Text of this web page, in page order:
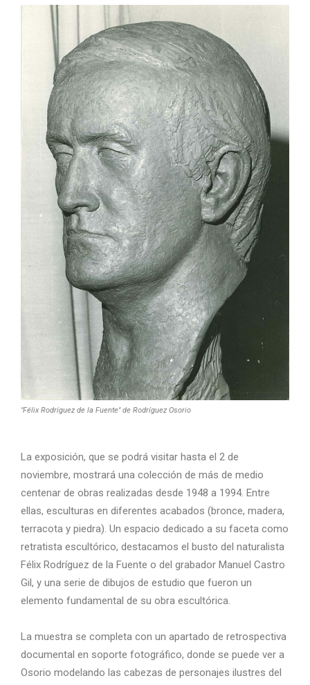
"Félix Rodríguez de la Fuente" de Rodríguez Osorio
La exposición, que se podrá visitar hasta el 2 de
noviembre, mostrará una colección de más de medio
centenar de obras realizadas desde 1948 a 1994. Entre
ellas, esculturas en diferentes acabados (bronce, madera,
terracota y piedra). Un espacio dedicado a su faceta como
retratista escultórico, destacamos el busto del naturalista
Félix Rodríguez de la Fuente o del grabador Manuel Castro
Gil, y una serie de dibujos de estudio que fueron un
elemento fundamental de su obra escultórica.
La muestra se completa con un apartado de retrospectiva
documental en soporte fotográfico, donde se puede ver a
Osorio modelando las cabezas de personajes ilustres del